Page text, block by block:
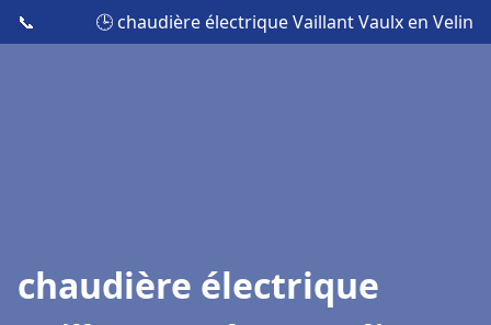
📞 🕒 chaudière électrique Vaillant Vaulx en Velin
chaudière électrique